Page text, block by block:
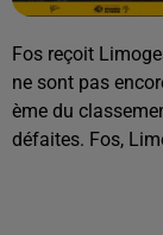
Fos reçoit
ne sont pas
ème du
défaites. Fos,